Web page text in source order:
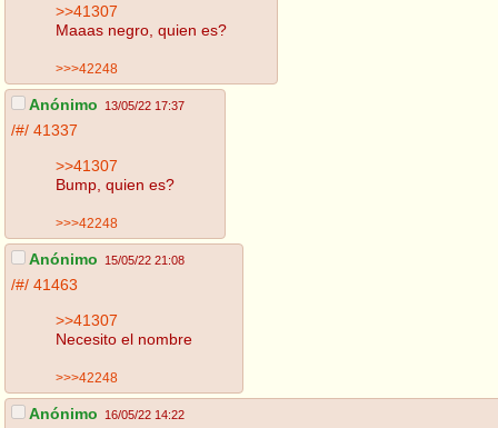
>>41307
Maaas negro, quien es?
>>>42248
Anónimo 13/05/22 17:37
/#/ 41337
>>41307
Bump, quien es?
>>>42248
Anónimo 15/05/22 21:08
/#/ 41463
>>41307
Necesito el nombre
>>>42248
Anónimo 16/05/22 14:22